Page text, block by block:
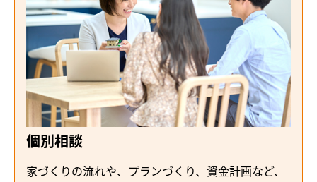
個別相談
家づくりの流れや、プランづくり、資金計画など、